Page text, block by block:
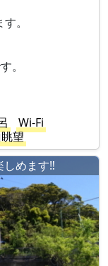
。
。
Wi-Fi
望
めます‼